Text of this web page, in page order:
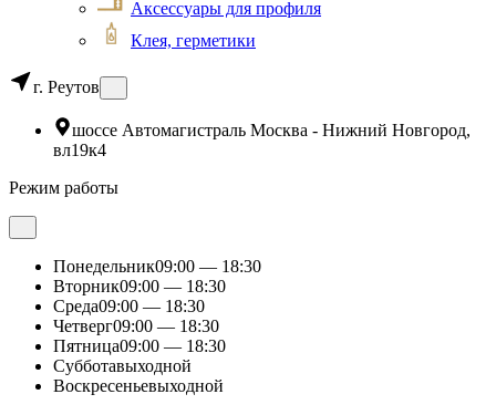
Аксессуары для профиля
Клея, герметики
г. Реутов
шоссе Автомагистраль Москва - Нижний Новгород,
вл19к4
Режим работы
Понедельник09:00 — 18:30
Вторник09:00 — 18:30
Среда09:00 — 18:30
Четверг09:00 — 18:30
Пятница09:00 — 18:30
Субботавыходной
Воскресеньевыходной